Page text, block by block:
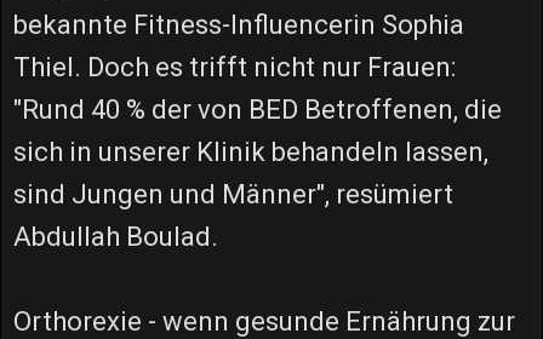
bekannte Fitness-Influencerin Sophia
Thiel. Doch es trifft nicht nur Frauen:
"Rund 40 % der von BED Betroffenen, die
sich in unserer Klinik behandeln lassen,
sind Jungen und Männer", resümiert
Abdullah Boulad.
Orthorexie - wenn gesunde Ernährung zur